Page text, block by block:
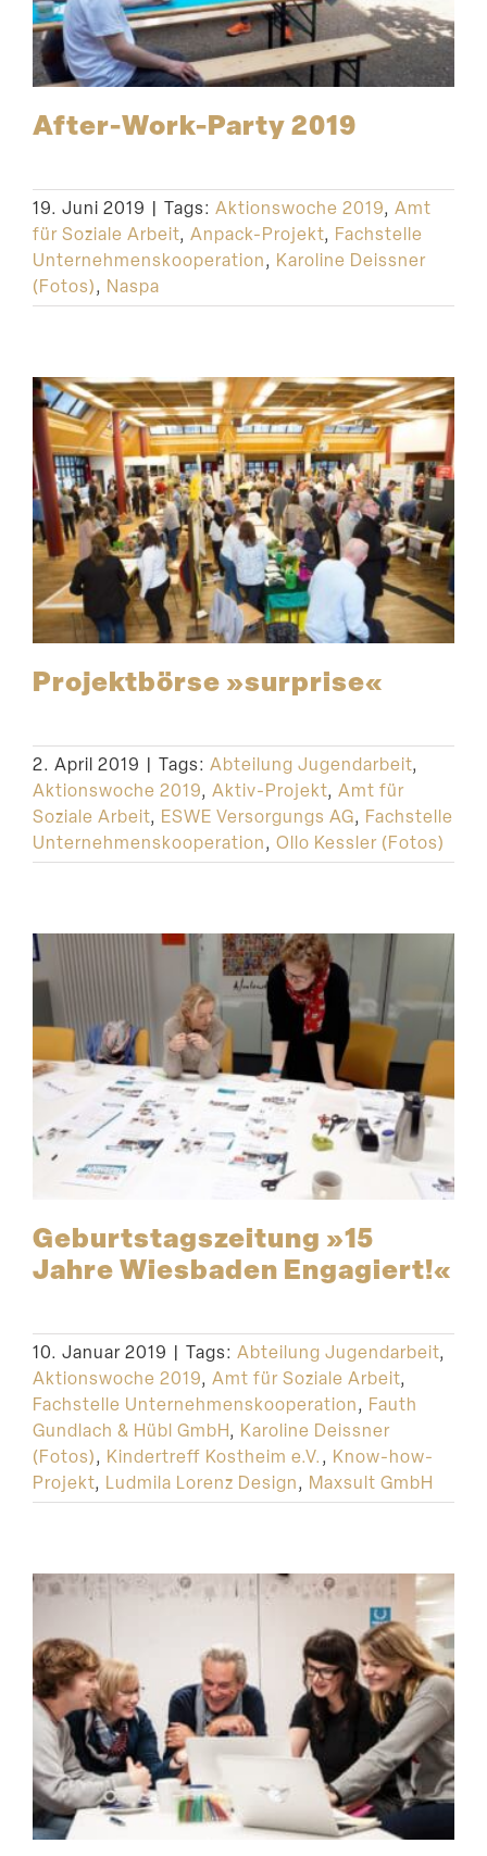
After-Work-Party 2019
19. Juni 2019 | Tags: Aktionswoche 2019, Amt
für Soziale Arbeit, Anpack-Projekt, Fachstelle
Unternehmenskooperation, Karoline Deissner
(Fotos), Naspa
Projekt­börse »surprise«
2. April 2019 | Tags: Abteilung Jugendarbeit,
Aktionswoche 2019, Aktiv-Projekt, Amt für
Soziale Arbeit, ESWE Versorgungs AG, Fachstelle
Unternehmenskooperation, Ollo Kessler (Fotos)
Geburts­tags­zeitung »15
Jahre Wiesbaden Engagiert!«
10. Januar 2019 | Tags: Abteilung Jugendarbeit,
Aktionswoche 2019, Amt für Soziale Arbeit,
Fachstelle Unternehmenskooperation, Fauth
Gundlach & Hübl GmbH, Karoline Deissner
(Fotos), Kindertreff Kostheim e.V., Know-how-
Projekt, Ludmila Lorenz Design, Maxsult GmbH